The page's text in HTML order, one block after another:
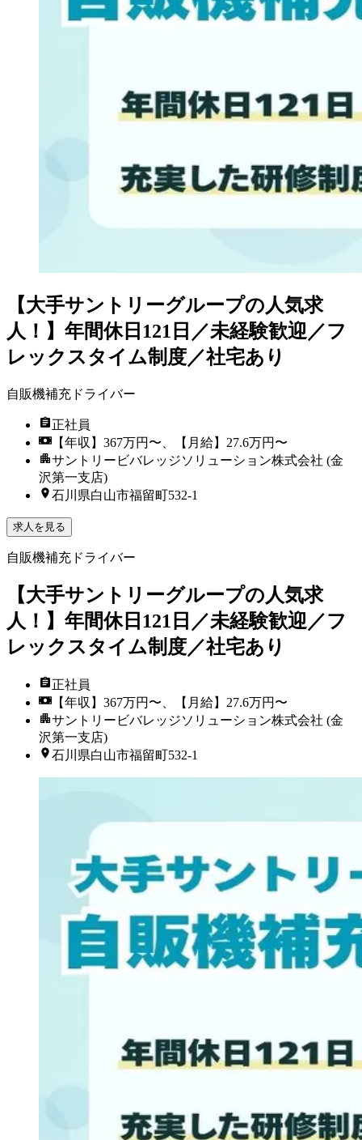
【大手サントリーグループの人気求
人！】年間休日121日／未経験歓迎／フ
レックスタイム制度／社宅あり
自販機補充ドライバー
正社員
【年収】367万円〜、【月給】27.6万円〜
サントリービバレッジソリューション株式会社 (金
沢第一支店)
石川県白山市福留町532-1
求人を見る
自販機補充ドライバー
【大手サントリーグループの人気求
人！】年間休日121日／未経験歓迎／フ
レックスタイム制度／社宅あり
正社員
【年収】367万円〜、【月給】27.6万円〜
サントリービバレッジソリューション株式会社 (金
沢第一支店)
石川県白山市福留町532-1